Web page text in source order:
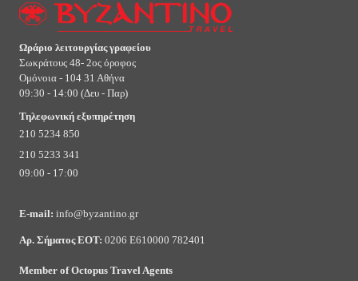
Ωράριο λειτουργίας γραφείου
Σωκράτους 48- 2ος όροφος
Ομόνοια - 104 31 Αθήνα
09:30 - 14:00 (Δευ - Παρ)
Τηλεφωνική εξυπηρέτηση
210 5234 850
210 5233 341
09:00 - 17:00
E-mail: info@byzantino.gr
Αρ. Σήματος ΕΟΤ: 0206 Ε610000 782401
Member of Octopus Travel Agents